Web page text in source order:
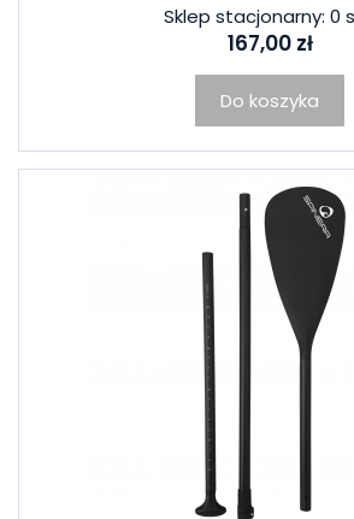
Sklep stacjonarny: 0
167,00 zł
Do koszyka